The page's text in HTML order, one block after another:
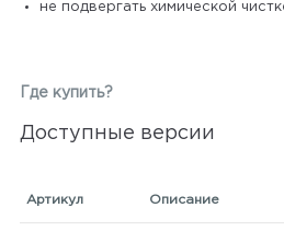
не подвергать химической
Где купить?
Доступные версии
Артикул Описание